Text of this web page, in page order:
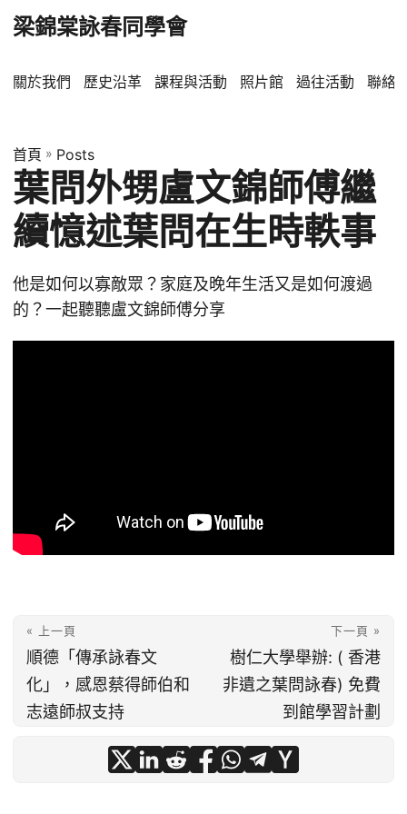
梁錦棠詠春同學會
關於我們 歷史沿革 課程與活動 照片館 過往活動 聯絡
首頁 » Posts
葉問外甥盧文錦師傅繼
續憶述葉問在生時軼事
他是如何以寡敵眾？家庭及晚年生活又是如何渡過
的？一起聽聽盧文錦師傅分享
« 上一頁
順德「傳承詠春文
化」，感恩蔡得師伯和
志遠師叔支持
下一頁 »
樹仁大學舉辦: ( 香港
非遺之葉問詠春) 免費
到館學習計劃